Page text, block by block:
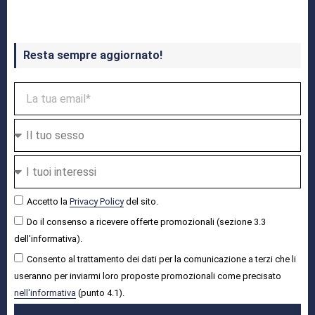
Resta sempre aggiornato!
Accetto la Privacy Policydel sito.
Do il consenso a ricevere offerte promozionali (sezione 3.3
dell'informativa).
Consento al trattamento dei dati per la comunicazione a terzi che li
useranno per inviarmi loro proposte promozionali come precisato
nell'informativa (punto 4.1).